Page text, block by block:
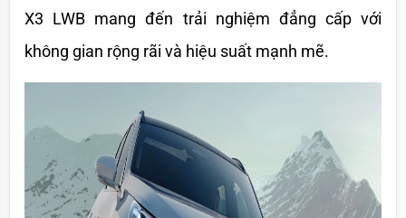
X3 LWB mang đến trải nghiệm đẳng cấp với
không gian rộng rãi và hiệu suất mạnh mẽ.